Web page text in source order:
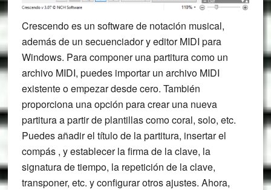
Crescendo es un software de notación musical,
además de un secuenciador y editor MIDI para
Windows. Para componer una partitura como un
archivo MIDI, puedes importar un archivo MIDI
existente o empezar desde cero. También
proporciona una opción para crear una nueva
partitura a partir de plantillas como coral, solo, etc.
Puedes añadir el título de la partitura, insertar el
compás , y establecer la firma de la clave, la
signatura de tiempo, la repetición de la clave,
transponer, etc. y configurar otros ajustes. Ahora,